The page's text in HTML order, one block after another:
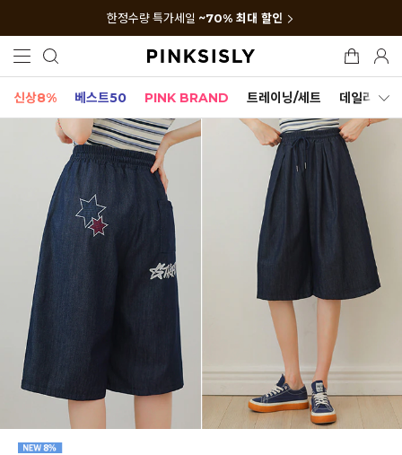
한정수량 특가세일 ~70% 최대 할인
신상8% 베스트50 PINK BRAND 트레이닝/세트 데일리세트